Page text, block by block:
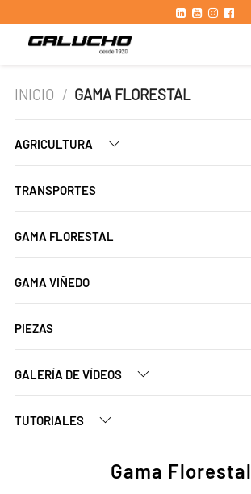
INICIO / GAMA FLORESTAL
AGRICULTURA
TRANSPORTES
GAMA FLORESTAL
GAMA VIÑEDO
PIEZAS
GALERÍA DE VÍDEOS
TUTORIALES
Gama Florestal